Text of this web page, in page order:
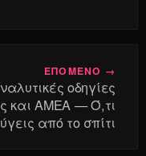
ΕΠΟΜΕΝΟ →
οδηγίες
και ΑΜΕΑ — Ό,τι
από το σπίτι